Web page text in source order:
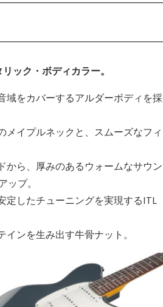
ック・ボディカラー。
域をカバーするアルダーボディを採
メイプルネックと、スムーズなフィ
から、厚みのあるウォームなサウン
ップ。
定したチューニングを実現するITL
ンを生み出す牛骨ナット。